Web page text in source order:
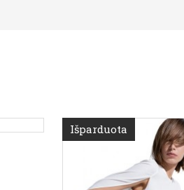
Išparduota